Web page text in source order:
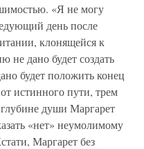
«Я не могу
день после
клонящейся к
дано будет создать
будет положить конец
истинного пути, трем
души Маргарет
«нет» неумолимому
Маргарет без